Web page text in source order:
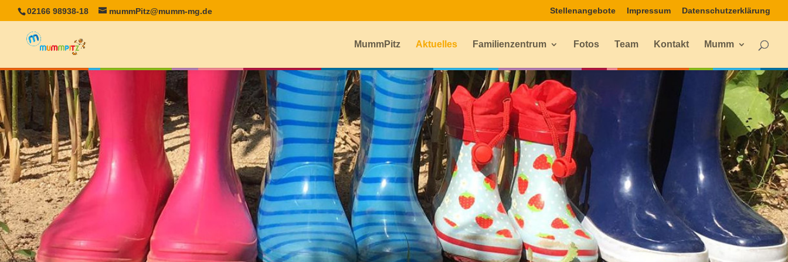
02166 98938-18 mummPitz@mumm-mg.de Stellenangebote Impressum Datenschutzerklärung
MummPitz Aktuelles Familienzentrum Fotos Team Kontakt Mumm